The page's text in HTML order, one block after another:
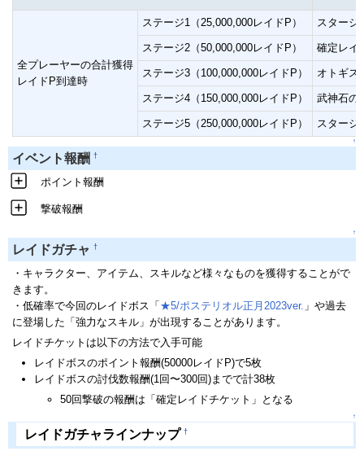
全プレーヤーの合計獲得
レイドP到達時
ステージ1（25,000,000レイドP） スタージ
ステージ2（50,000,000レイドP） 確定レイ
ステージ3（100,000,000レイドP） オトギス
ステージ4（150,000,000レイドP） 武神石の
ステージ5（250,000,000レイドP） スタージ
↑
イベント報酬 †
ポイント報酬
撃破報酬
↑
レイドガチャ †
・キャラクター、アイテム、スキルなど様々なものを獲得することがで
きます。
・低確率で今回のレイドボス「 ★5/ポステリオル正月2023ver. 」や過去
に登場した「強力なスキル」が出現することがあります。
レイドチケットは以下の方法で入手可能
レイドボスのポイント報酬(50000レイドP)で5枚
レイドボスの討伐数報酬(1回〜300回)までで計38枚
50回撃破の報酬は「確定レイドチケット」となる
↑
レイドガチャラインナップ †